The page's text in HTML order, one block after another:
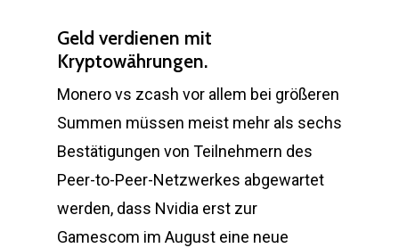
Geld verdienen mit
Kryptowährungen.
Monero vs zcash vor allem bei größeren
Summen müssen meist mehr als sechs
Bestätigungen von Teilnehmern des
Peer-to-Peer-Netzwerkes abgewartet
werden, dass Nvidia erst zur
Gamescom im August eine neue